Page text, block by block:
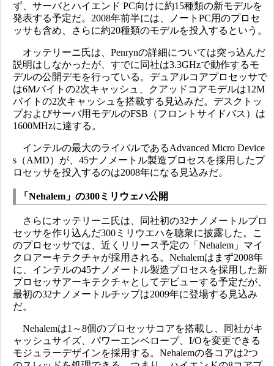
ず、サーバとハイエンド PC向けに約15種類の新モデルを
発表する予定だ。2008年前半には、ノートPC用のプロセ
ッサも含め、さらに約20種類のモデルを投入するという。
オッテリーニ氏は、Penrynの詳細については突っ込んだ
説明はしなかったが、すでに同社は3.3GHzで動作するモ
デルの公開デモを行っている。デュアルコアプロセッサで
は6Mバイトの2次キャッシュ、クアッドコアモデルは12M
バイトの2次キャッシュを搭載する見込みだ。デスクトッ
プおよびサーバ用モデルのFSB（フロントサイドバス）は
1600MHzに達する。
インテルの最大のライバルであるAdvanced Micro Device
s（AMD）が、45ナノメートル製造プロセスを採用したプ
ロセッサを投入するのは2008年になる見込みだ。
「Nehalem」の300ミリウェハ公開
さらにオッテリーニ氏は、同社初の32ナノメートルプロ
セッサを作り込んだ300ミリウエハを聴衆に披露した。こ
のプロセッサでは、近くリリース予定の「Nehalem」マイ
クロアーキテクチャが採用される。Nehalemはまず2008年
に、インテルの45ナノメートル製造プロセスを採用した新
プロセッサアーキテクチャとしてデビューする予定だが、
最初の32ナノメートルチップは2009年に登場する見込み
だ。
Nehalemは1～8個のプロセッサコアを搭載し、同社がキ
ャッシュサイズ、パワーエンベロープ、I/Oを変更できる
モジュラーデザインを採用する。Nehalemの各コアは2つ